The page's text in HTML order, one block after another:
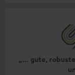
„… gute,